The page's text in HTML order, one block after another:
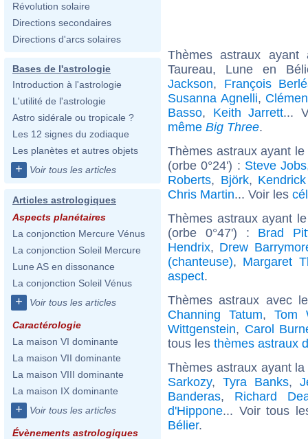
Révolution solaire
Directions secondaires
Directions d'arcs solaires
Bases de l'astrologie
Introduction à l'astrologie
L'utilité de l'astrologie
Astro sidérale ou tropicale ?
Les 12 signes du zodiaque
Les planètes et autres objets
+ Voir tous les articles
Articles astrologiques
Aspects planétaires
La conjonction Mercure Vénus
La conjonction Soleil Mercure
Lune AS en dissonance
La conjonction Soleil Vénus
+ Voir tous les articles
Caractérologie
La maison VI dominante
La maison VII dominante
La maison VIII dominante
La maison IX dominante
+ Voir tous les articles
Évènements astrologiques
Thèmes astraux
Taureau, Lune en
Jackson, François
Susanna Agnelli,
Basso, Keith Jarrett...
même Big Three.
Thèmes astraux ayant
(orbe 0°24') : Steve Jobs
Roberts, Björk,
Chris Martin... Voir les
Thèmes astraux ayant
(orbe 0°47') : Brad
Hendrix, Drew
(chanteuse), Margaret
aspect.
Thèmes astraux avec
Channing Tatum,Tom
Wittgenstein, Carol
tous les thèmes astraux
Thèmes astraux ayant
Sarkozy, Tyra Banks,
Banderas, Richard
d'Hippone... Voir tous
Bélier.